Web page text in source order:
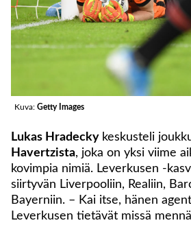
Kuva: Getty Images
Lukas Hradecky keskusteli
Havertzista, joka on yksi viime
kovimpia nimiä. Leverkusen -
siirtyvän Liverpooliin, Realiin,
Bayerniin. – Kai itse, hänen
Leverkusen tietävät missä